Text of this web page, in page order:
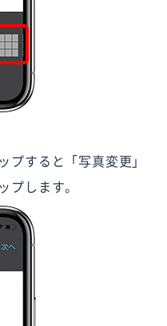
すると「写真変更」
プします。